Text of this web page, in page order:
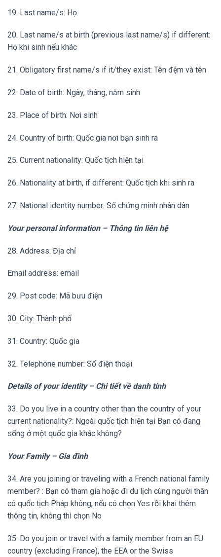
19. Last name/s: Họ
20. Last name/s at birth (previous last name/s) if different:
Họ khi sinh nếu khác
21. Obligatory first name/s if it/they exist: Tên đệm và tên
22. Date of birth: Ngày, tháng, năm sinh
23. Place of birth: Nơi sinh
24. Country of birth: Quốc gia nơi bạn sinh ra
25. Current nationality: Quốc tịch hiện tại
26. Nationality at birth, if different: Quốc tịch khi sinh ra
27. National identity number: Số chứng minh nhân dân
Your personal information – Thông tin liên hệ
28. Address: Địa chỉ
Email address: email
29. Post code: Mã bưu điện
30. City: Thành phố
31. Country: Quốc gia
32. Telephone number: Số điện thoại
Details of your identity – Chi tiết về danh tính
33. Do you live in a country other than the country of your
current nationality?: Ngoài quốc tịch hiện tại Bạn có đang
sống ở một quốc gia khác không?
Your Family – Gia đình
34. Are you joining or traveling with a French national family
member? : Bạn có tham gia hoặc đi du lịch cùng người thân
có quốc tịch Pháp không, nếu có chọn Yes rồi khai thêm
thông tin, không thì chọn No
35. Do you join or travel with a family member from an EU
country (excluding France), the EEA or the Swiss